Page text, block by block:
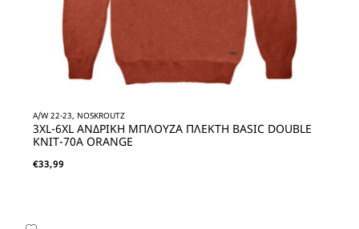
A/W 22-23, NOSKROUTZ
3XL-6XL ΑΝΔΡΙΚΗ ΜΠΛΟΥΖΑ ΠΛΕΚΤΗ BASIC DOUBLE
KNIT-70A ORANGE
€33,99